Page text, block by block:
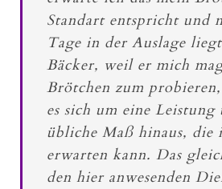
Standart entspricht und
Tage in der Auslage
Bäcker, weil er mich
Brötchen zum
es sich um eine Leistung
übliche Maß hinaus, die
erwarten kann. Das
den hier anwesenden